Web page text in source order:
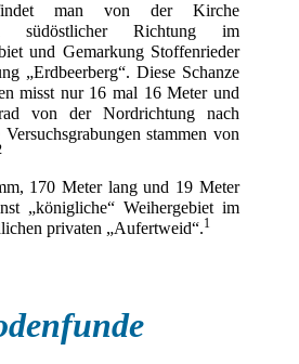
man von der Kirche
südöstlicher Richtung im
und Gemarkung Stoffenrieder
„Erdbeerberg“. Diese Schanze
misst nur 16 mal 16 Meter und
von der Nordrichtung nach
stammen von
170 Meter lang und 19 Meter
„königliche“ Weihergebiet im
privaten „Aufertweid“.1